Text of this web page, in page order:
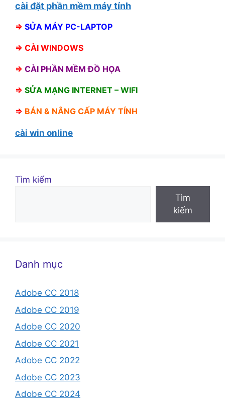
cài đặt phần mềm máy tính
⇒ SỬA MÁY PC-LAPTOP
⇒ CÀI WINDOWS
⇒ CÀI PHẦN MỀM ĐỒ HỌA
⇒ SỬA MẠNG INTERNET – WIFI
⇒ BÁN & NÂNG CẤP MÁY TÍNH
cài win online
Tìm kiếm
Tìm
kiếm
Danh mục
Adobe CC 2018
Adobe CC 2019
Adobe CC 2020
Adobe CC 2021
Adobe CC 2022
Adobe CC 2023
Adobe CC 2024